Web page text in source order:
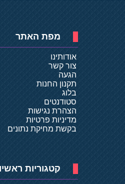
מפת האתר
אודותינו
צור קשר
הגעה
תקנון החנות
בלוג
סטודנטים
הצהרת נגישות
מדיניות פרטיות
בקשת מחיקת נתונים
קטגוריות